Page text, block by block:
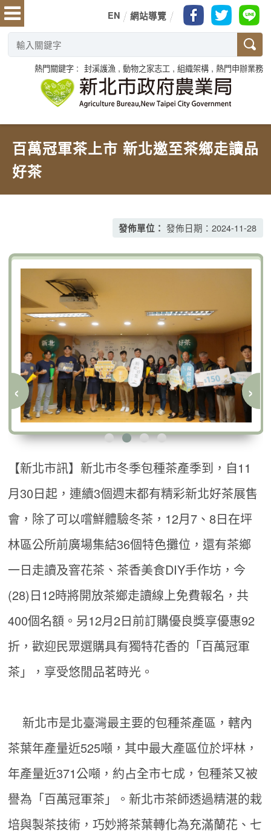
EN 網站導覽
熱門關鍵字 封溪護漁 動物之家志工 組織架構 熱門申辦業務
百萬冠軍茶上市 新北邀至茶鄉走讀品
好茶
發佈單位：發佈日期：2024-11-28
‹ ›
【新北市訊】新北市冬季包種茶產季到，自11
月30日起，連續3個週末都有精彩新北好茶展售
會，除了可以嚐鮮體驗冬茶，12月7、8日在坪
林區公所前廣場集結36個特色攤位，還有茶鄉
一日走讀及窨花茶、茶香美食DIY手作坊，今
(28)日12時將開放茶鄉走讀線上免費報名，共
400個名額。另12月2日前訂購優良獎享優惠92
折，歡迎民眾選購具有獨特花香的「百萬冠軍
茶」，享受悠閒品茗時光。
新北市是北臺灣最主要的包種茶產區，轄內
茶葉年產量近525噸，其中最大產區位於坪林，
年產量近371公噸，約占全市七成，包種茶又被
譽為「百萬冠軍茶」。新北市茶師透過精湛的栽
培與製茶技術，巧妙將茶葉轉化為充滿蘭花、七